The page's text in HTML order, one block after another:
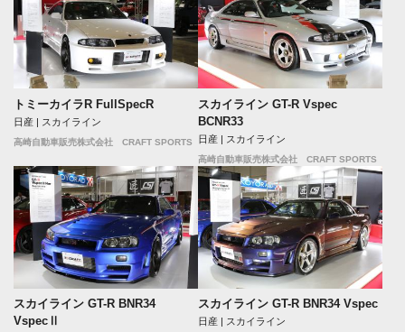
トミーカイラR FullSpecR
日産 | スカイライン
高崎自動車販売株式会社 CRAFT SPORTS
スカイライン GT-R Vspec
BCNR33
日産 | スカイライン
高崎自動車販売株式会社 CRAFT SPORTS
スカイライン GT-R BNR34
VspecⅡ
スカイライン GT-R BNR34 Vspec
日産 | スカイライン